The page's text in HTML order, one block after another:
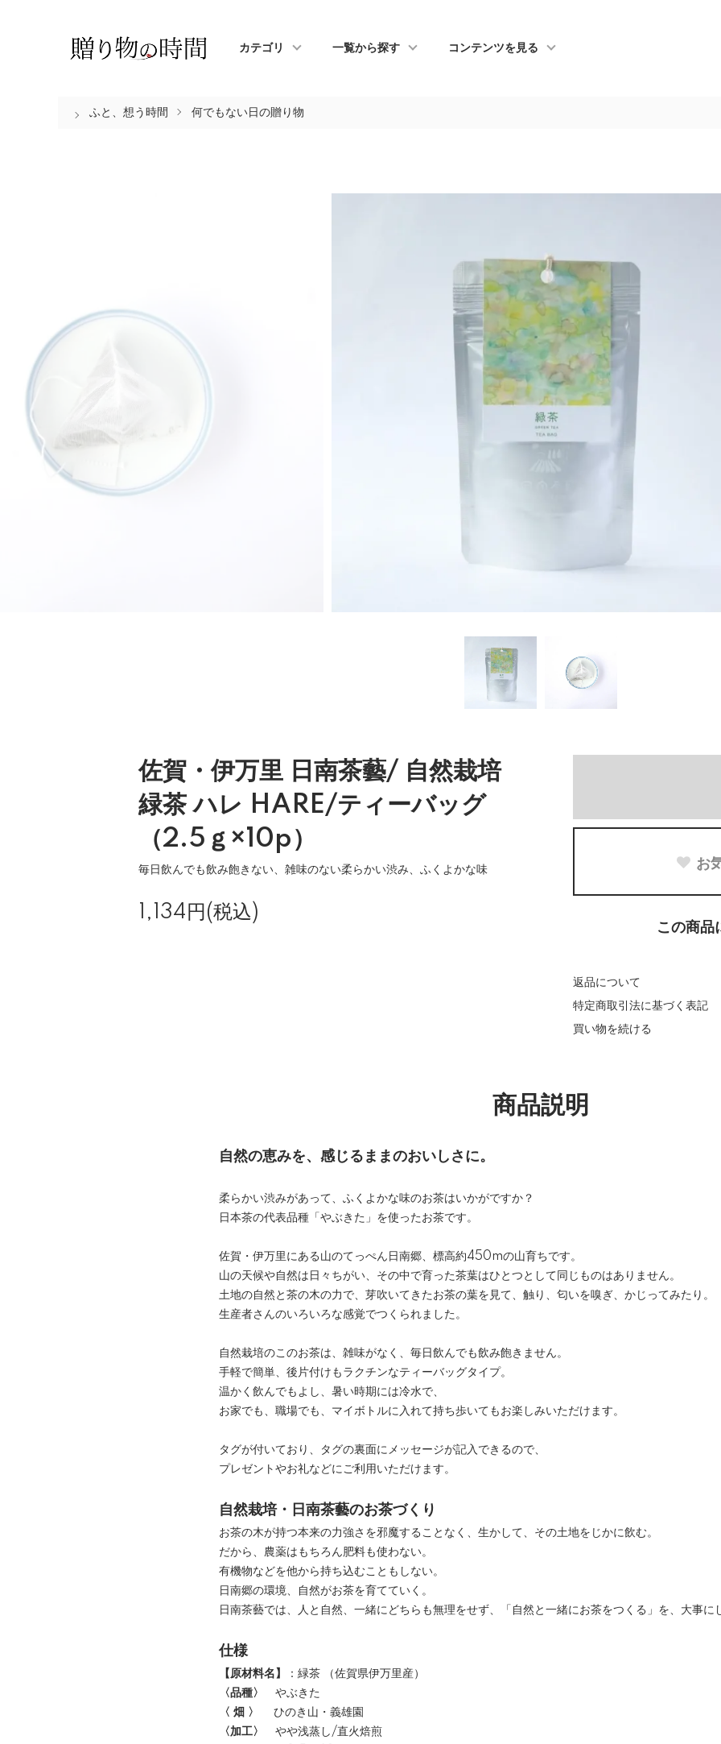
カテゴリ 一覧から探す コンテンツを見る
ふと、想う時間 何でもない日の贈り物
佐賀・伊万里 日南茶藝/ 自然栽培
緑茶 ハレ HARE/ティーバッグ
（2.5ｇ×10p）
毎日飲んでも飲み飽きない、雑味のない柔らかい渋み、ふくよかな味
1,134円(税込)
お
この商品
返品について
特定商取引法に基づく表記
買い物を続ける
商品説明
自然の恵みを、感じるままのおいしさに。
柔らかい渋みがあって、ふくよかな味のお茶はいかがですか？
日本茶の代表品種「やぶきた」を使ったお茶です。
佐賀・伊万里にある山のてっぺん日南郷、標高約450mの山育ちです。
山の天候や自然は日々ちがい、その中で育った茶葉はひとつとして同じものはありません。
土地の自然と茶の木の力で、芽吹いてきたお茶の葉を見て、触り、匂いを嗅ぎ、かじってみたり。
生産者さんのいろいろな感覚でつくられました。
自然栽培のこのお茶は、雑味がなく、毎日飲んでも飲み飽きません。
手軽で簡単、後片付けもラクチンなティーバッグタイプ。
温かく飲んでもよし、暑い時期には冷水で、
お家でも、職場でも、マイボトルに入れて持ち歩いてもお楽しみいただけます。
タグが付いており、タグの裏面にメッセージが記入できるので、
プレゼントやお礼などにご利用いただけます。
自然栽培・日南茶藝のお茶づくり
お茶の木が持つ本来の力強さを邪魔することなく、生かして、その土地をじかに飲む。
だから、農薬はもちろん肥料も使わない。
有機物などを他から持ち込むこともしない。
日南郷の環境、自然がお茶を育てていく。
日南茶藝では、人と自然、一緒にどちらも無理をせず、「自然と一緒にお茶をつくる」を、大事に
仕様
【原材料名】
：緑茶 （佐賀県伊万里産）
〈品種〉
やぶきた
〈 畑 〉
ひのき山・義雄園
〈加工〉
やや浅蒸し/直火焙煎